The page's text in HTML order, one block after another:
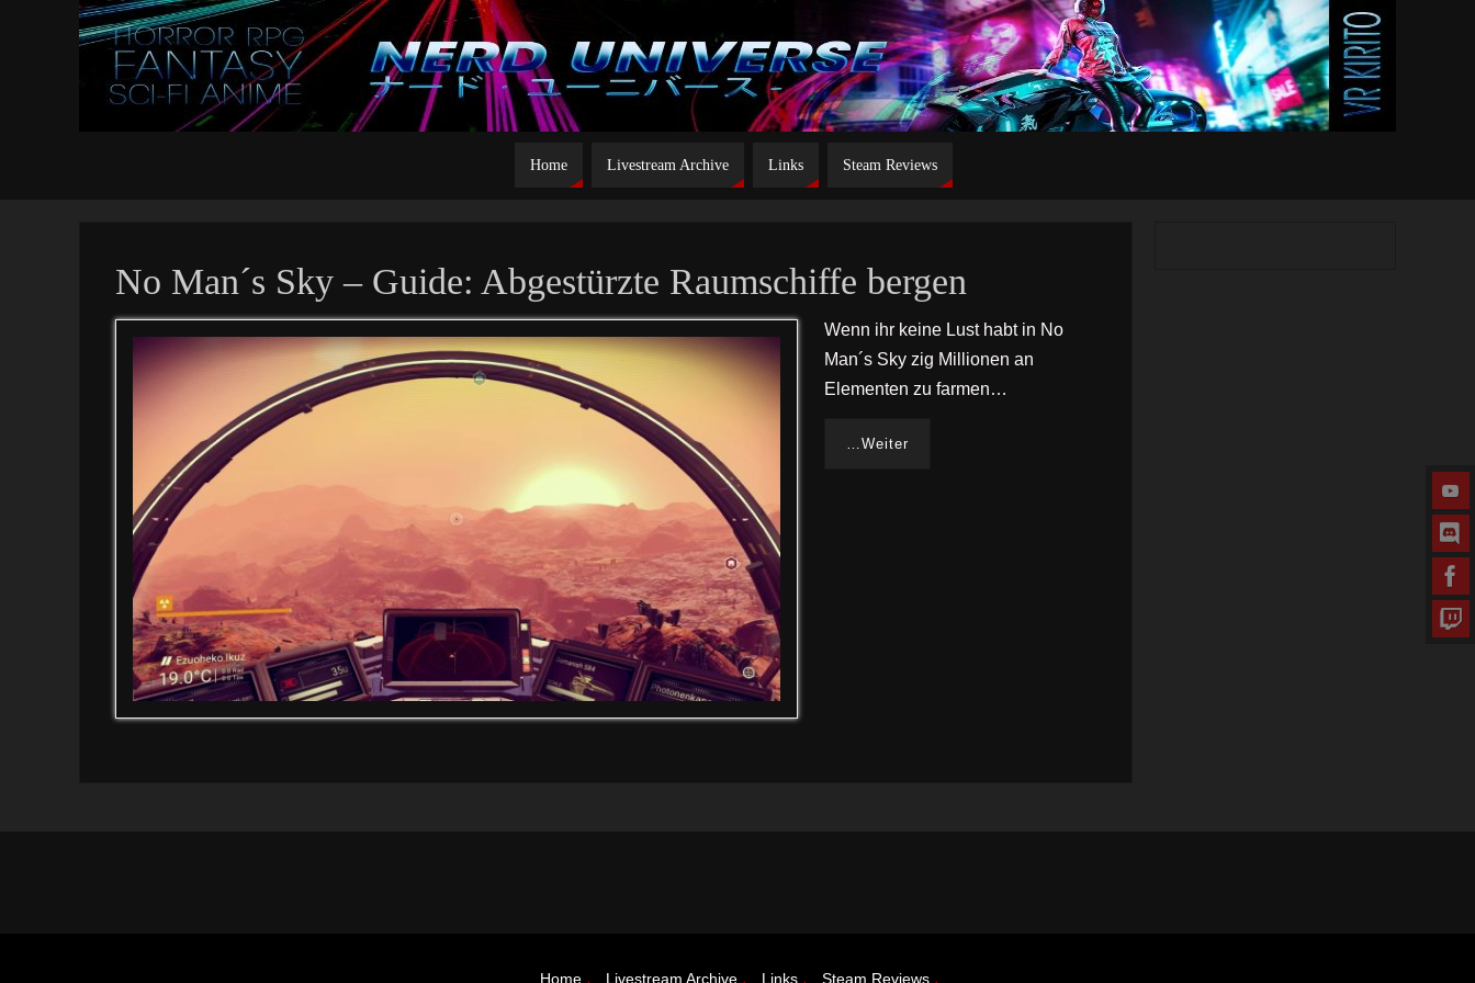
Home Livestream Archive Links Steam Reviews
No Man´s Sky – Guide: Abgestürzte Raumschiffe bergen
Wenn ihr keine Lust habt in No
Man´s Sky zig Millionen an
Elementen zu farmen…
…Weiter
Home Livestream Archive Links Steam Reviews